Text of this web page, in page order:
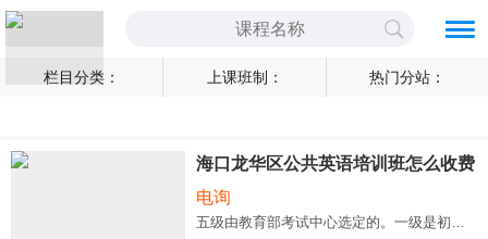
栏目分类： 上课班制： 热门分站：
海口龙华区公共英语培训班怎么收费
电询
五级由教育部考试中心选定的。一级是初始级，其考试要求略高于初中毕业生的英语水平。二级是中下